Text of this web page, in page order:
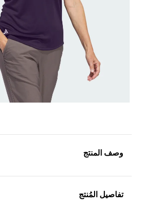
وصف المنتج
تفاصيل المُنتج